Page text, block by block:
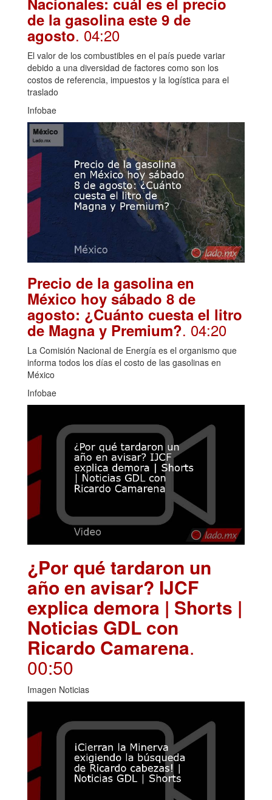
de la gasolina este 9 de
agosto. 04:20
El valor de los combustibles en el país puede variar
debido a una diversidad de factores como son los
costos de referencia, impuestos y la logística para el
traslado
Infobae
Precio de la gasolina en
México hoy sábado 8 de
agosto: ¿Cuánto cuesta el litro
de Magna y Premium?. 04:20
La Comisión Nacional de Energía es el organismo que
informa todos los días el costo de las gasolinas en
México
Infobae
¿Por qué tardaron un
año en avisar? IJCF
explica demora | Shorts |
Noticias GDL con
Ricardo Camarena.
00:50
Imagen Noticias